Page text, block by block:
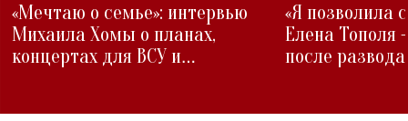
«Мечтаю о семье»: интервью
Михаила Хомы о планах,
концертах для ВСУ и
«Я позволила
Елена Тополя
после развода